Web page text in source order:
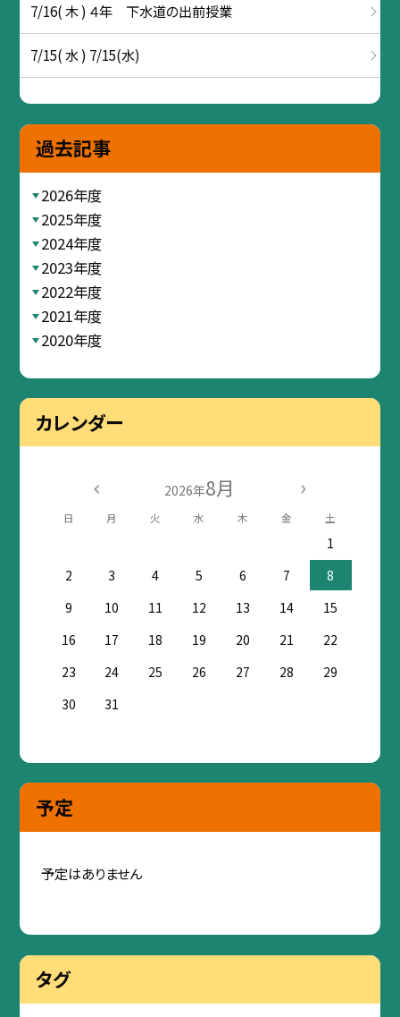
7/16( 木 ) ４年 下水道の出前授業
7/15( 水 ) 7/15(水)
過去記事
2026年度
2025年度
2024年度
2023年度
2022年度
2021年度
2020年度
カレンダー
2026年8月
日 月 火 水 木 金 土
1
2
3 4 5 6 7
8
9
10 11 12 13 14
15
16
17 18 19 20 21
22
23
24 25 26 27 28
29
30
31
予定
予定はありません
タグ